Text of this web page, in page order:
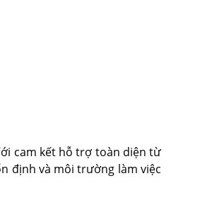
cam kết hỗ trợ toàn diện từ
định và môi trường làm việc